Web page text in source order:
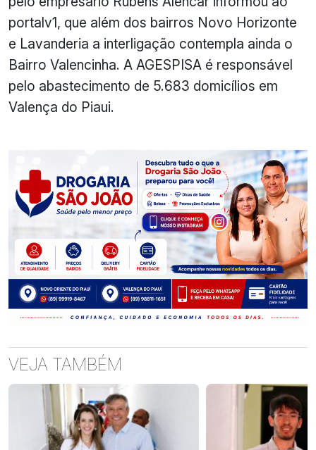
portalv1, que além dos bairros Novo Horizonte
e Lavanderia a interligação contempla ainda o
Bairro Valencinha. A AGESPISA é responsável
pelo abastecimento de 5.683 domicílios em
Valença do Piaui.
VEJA TAMBÉM